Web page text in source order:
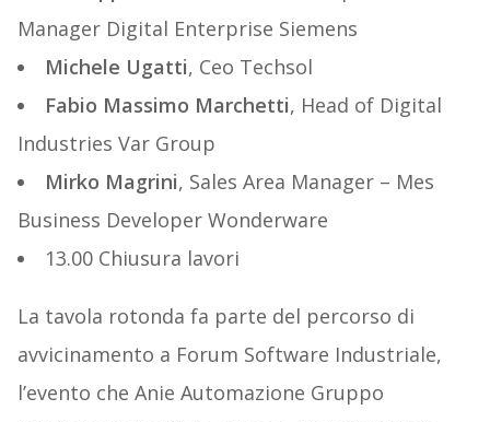
Manager Digital Enterprise Siemens
Michele Ugatti, Ceo Techsol
Fabio Massimo Marchetti, Head of Digital
Industries Var Group
Mirko Magrini, Sales Area Manager – Mes
Business Developer Wonderware
13.00 Chiusura lavori
La tavola rotonda fa parte del percorso di
avvicinamento a Forum Software Industriale,
l’evento che Anie Automazione Gruppo